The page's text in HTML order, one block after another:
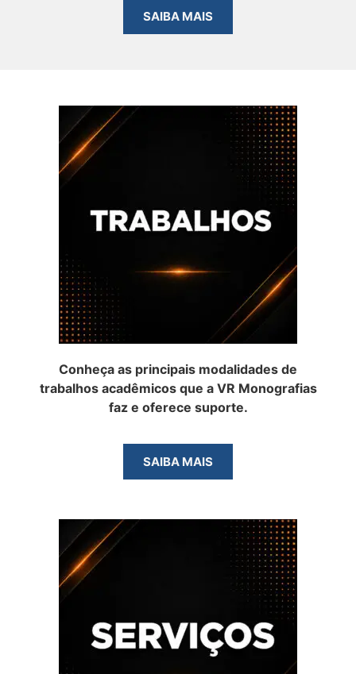
SAIBA MAIS
Conheça as principais modalidades de
trabalhos acadêmicos que a VR Monografias
faz e oferece suporte.
SAIBA MAIS